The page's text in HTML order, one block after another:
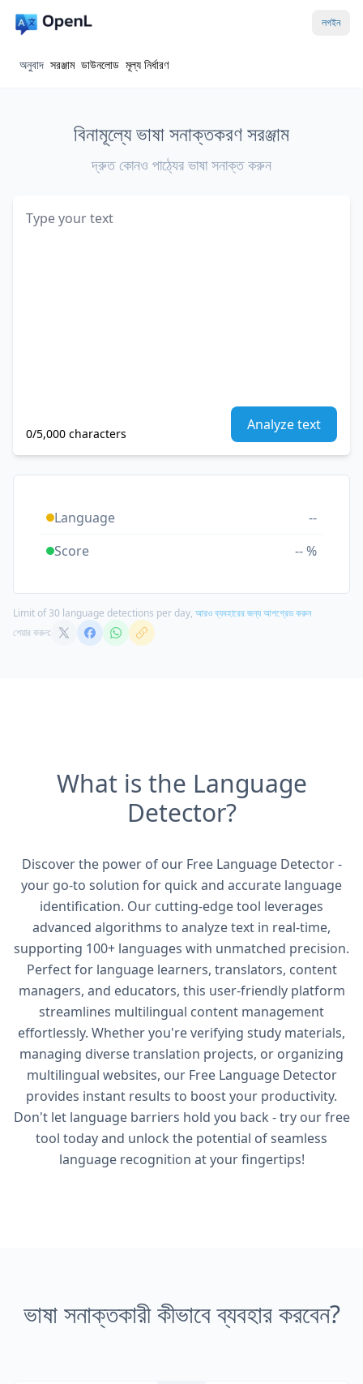
লগইন
অনুবাদ সরঞ্জাম ডাউনলোড মূল্য নির্ধারণ
বিনামূল্যে ভাষা সনাক্তকরণ সরঞ্জাম
দ্রুত কোনও পাঠ্যের ভাষা সনাক্ত করুন
0/5,000 characters
Analyze text
Language
--
Score
-- %
Limit of 30 language detections per day, আরও ব্যবহারের জন্য আপগ্রেড করুন
শেয়ার করুন:
What is the Language
Detector?
Discover the power of our Free Language Detector -
your go-to solution for quick and accurate language
identification. Our cutting-edge tool leverages
advanced algorithms to analyze text in real-time,
supporting 100+ languages with unmatched precision.
Perfect for language learners, translators, content
managers, and educators, this user-friendly platform
streamlines multilingual content management
effortlessly. Whether you're verifying study materials,
managing diverse translation projects, or organizing
multilingual websites, our Free Language Detector
provides instant results to boost your productivity.
Don't let language barriers hold you back - try our free
tool today and unlock the potential of seamless
language recognition at your fingertips!
ভাষা সনাক্তকারী কীভাবে ব্যবহার করবেন?